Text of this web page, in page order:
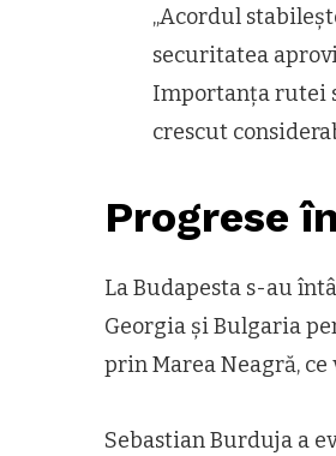
„Acordul
securitatea
Importanța rutei
crescut
Progrese
La Budapesta s-au
Georgia și Bulgaria
prin Marea Neagră,
Sebastian Burduja a